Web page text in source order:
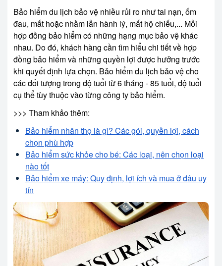
Bảo hiểm du lịch bảo vệ nhiều rủi ro như tai nạn, ốm
đau, mất hoặc nhầm lẫn hành lý, mất hộ chiếu,... Mỗi
hợp đồng bảo hiểm có những hạng mục bảo vệ khác
nhau. Do đó, khách hàng cần tìm hiểu chi tiết về hợp
đồng bảo hiểm và những quyền lợi được hưởng trước
khi quyết định lựa chọn. Bảo hiểm du lịch bảo vệ cho
các đối tượng trong độ tuổi từ 6 tháng - 85 tuổi, độ tuổi
cụ thể tùy thuộc vào từng công ty bảo hiểm.
>>> Tham khảo thêm:
Bảo hiểm nhân thọ là gì? Các gói, quyền lợi, cách
chọn phù hợp
Bảo hiểm sức khỏe cho bé: Các loại, nên chọn loại
nào tốt
Bảo hiểm xe máy: Quy định, lợi ích và mua ở đâu uy
tín